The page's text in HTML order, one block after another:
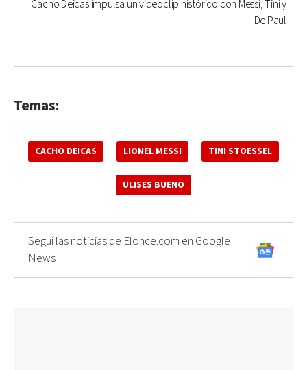
Cacho Deicas impulsa un videoclip histórico con Messi, Tini y
De Paul
Temas:
CACHO DEICAS LIONEL MESSI TINI STOESSEL
ULISES BUENO
Seguí las noticias de Elonce.com en Google
News